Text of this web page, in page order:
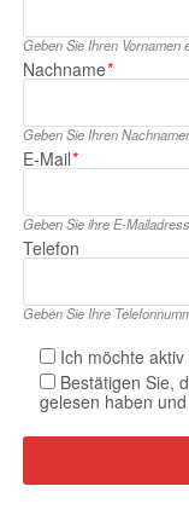
Geben Sie Ihren Vornamen
Nachname*
Geben Sie Ihren
E‑Mail*
Geben Sie ihre
Telefon
Geben Sie Ihre
Ich möchte
Bestätigen Sie,
gelesen haben